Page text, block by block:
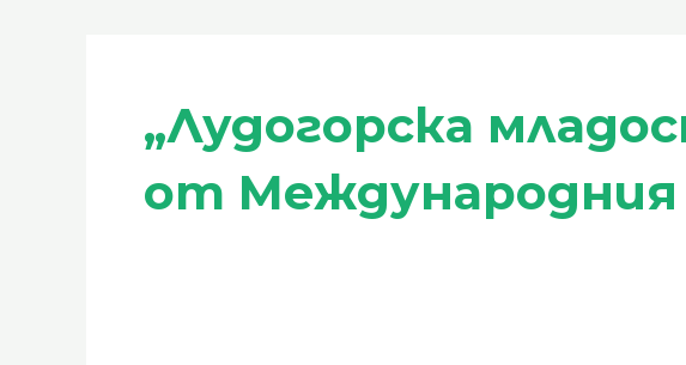
„Лудогорска
от Международния